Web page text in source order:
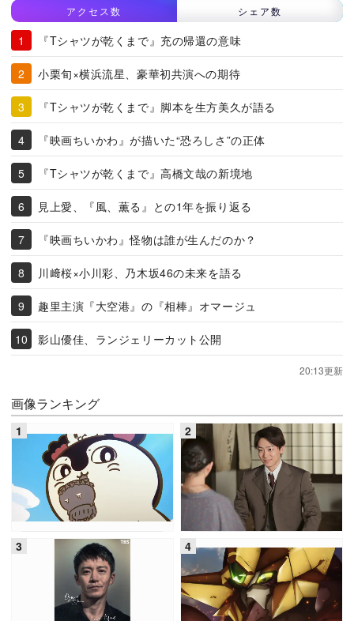
アクセス数 シェア数
『Tシャツが乾くまで』充の帰還の意味
小栗旬×横浜流星、豪華初共演への期待
『Tシャツが乾くまで』脚本を生方美久が語る
『映画ちいかわ』が描いた“恐ろしさ”の正体
『Tシャツが乾くまで』高橋文哉の新境地
見上愛、『風、薫る』との1年を振り返る
『映画ちいかわ』怪物は誰が生んだのか？
川﨑桜×小川彩、乃木坂46の未来を語る
趣里主演『大空港』の『相棒』オマージュ
影山優佳、ランジェリーカット公開
20:13更新
画像ランキング